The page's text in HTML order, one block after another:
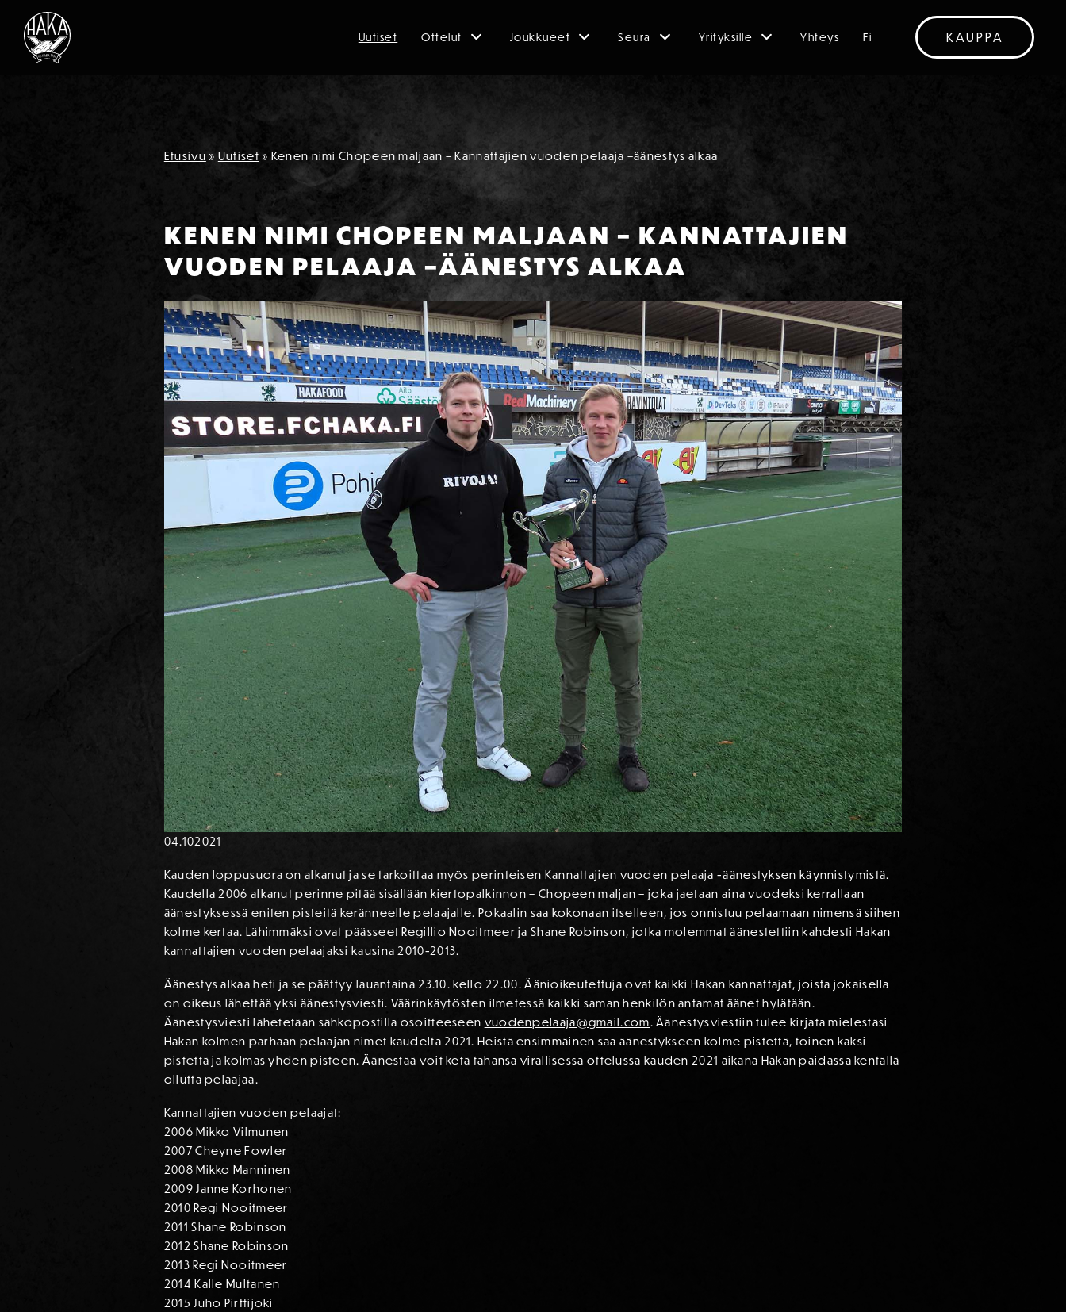
Siirry sisältöön
Uutiset Ottelut Joukkueet Seura Yrityksille Yhteys Fi KAUPPA
Etusivu » Uutiset » Kenen nimi Chopeen maljaan – Kannattajien vuoden pelaaja –äänestys alkaa
KENEN NIMI CHOPEEN MALJAAN – KANNATTAJIEN
VUODEN PELAAJA –ÄÄNESTYS ALKAA
04.102021
Kauden loppusuora on alkanut ja se tarkoittaa myös perinteisen Kannattajien vuoden pelaaja -äänestyksen käynnistymistä.
Kaudella 2006 alkanut perinne pitää sisällään kiertopalkinnon – Chopeen maljan – joka jaetaan aina vuodeksi kerrallaan
äänestyksessä eniten pisteitä keränneelle pelaajalle. Pokaalin saa kokonaan itselleen, jos onnistuu pelaamaan nimensä siihen
kolme kertaa. Lähimmäksi ovat päässeet Regillio Nooitmeer ja Shane Robinson, jotka molemmat äänestettiin kahdesti Hakan
kannattajien vuoden pelaajaksi kausina 2010-2013.
Äänestys alkaa heti ja se päättyy lauantaina 23.10. kello 22.00. Äänioikeutettuja ovat kaikki Hakan kannattajat, joista jokaisella
on oikeus lähettää yksi äänestysviesti. Väärinkäytösten ilmetessä kaikki saman henkilön antamat äänet hylätään.
Äänestysviesti lähetetään sähköpostilla osoitteeseen vuodenpelaaja@gmail.com. Äänestysviestiin tulee kirjata mielestäsi
Hakan kolmen parhaan pelaajan nimet kaudelta 2021. Heistä ensimmäinen saa äänestykseen kolme pistettä, toinen kaksi
pistettä ja kolmas yhden pisteen. Äänestää voit ketä tahansa virallisessa ottelussa kauden 2021 aikana Hakan paidassa kentällä
ollutta pelaajaa.
Kannattajien vuoden pelaajat:
2006 Mikko Vilmunen
2007 Cheyne Fowler
2008 Mikko Manninen
2009 Janne Korhonen
2010 Regi Nooitmeer
2011 Shane Robinson
2012 Shane Robinson
2013 Regi Nooitmeer
2014 Kalle Multanen
2015 Juho Pirttijoki